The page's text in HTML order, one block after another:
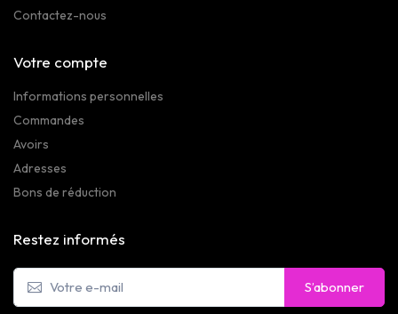
Contactez-nous
Votre compte
Informations personnelles
Commandes
Avoirs
Adresses
Bons de réduction
Restez informés
S’abonner